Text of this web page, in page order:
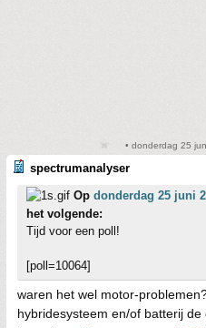
• donderdag 25
spectrumanalyser
Op donderdag 25 juni
het volgende:
Tijd voor een poll!
[poll=10064]
waren het wel motor-
hybridesysteem en/of batterij de